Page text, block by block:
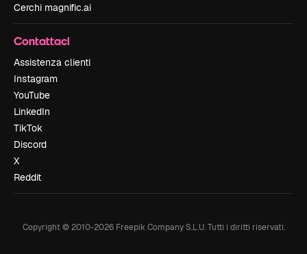
Cerchi magnific.ai
Contattaci
Assistenza clienti
Instagram
YouTube
LinkedIn
TikTok
Discord
X
Reddit
Copyright © 2010-2026Freepik Company S.L.U. Tutti i diritti riservati.